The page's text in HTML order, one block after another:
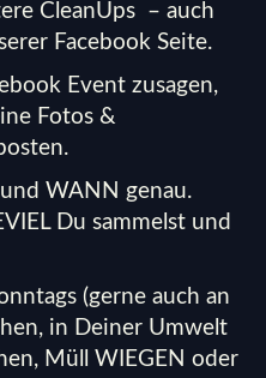
CleanUps – auch
Facebook Seite.
Eventzusagen,
Fotos &
WANN genau.
Du sammelst und
(gerne auch an
in Deiner Umwelt
Müll WIEGEN oder